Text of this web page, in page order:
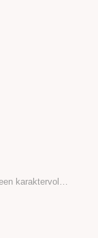
karaktervol…